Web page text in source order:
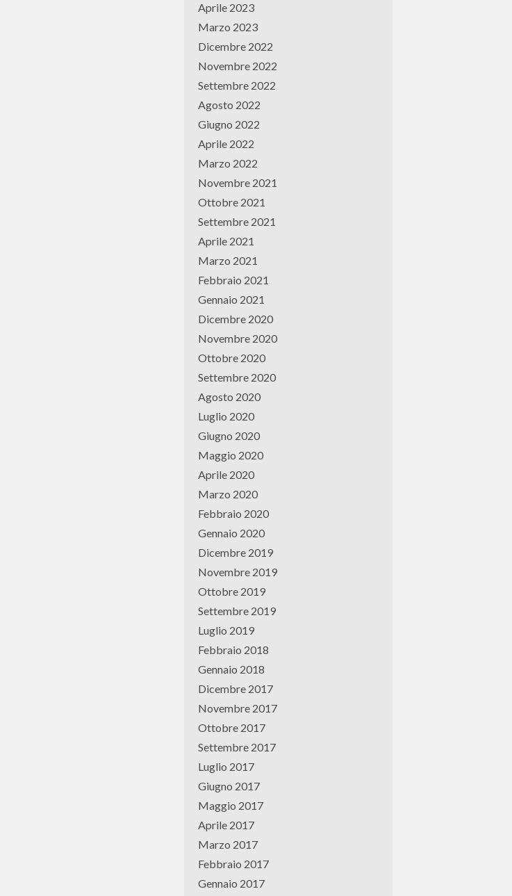
Aprile 2023
Marzo 2023
Dicembre 2022
Novembre 2022
Settembre 2022
Agosto 2022
Giugno 2022
Aprile 2022
Marzo 2022
Novembre 2021
Ottobre 2021
Settembre 2021
Aprile 2021
Marzo 2021
Febbraio 2021
Gennaio 2021
Dicembre 2020
Novembre 2020
Ottobre 2020
Settembre 2020
Agosto 2020
Luglio 2020
Giugno 2020
Maggio 2020
Aprile 2020
Marzo 2020
Febbraio 2020
Gennaio 2020
Dicembre 2019
Novembre 2019
Ottobre 2019
Settembre 2019
Luglio 2019
Febbraio 2018
Gennaio 2018
Dicembre 2017
Novembre 2017
Ottobre 2017
Settembre 2017
Luglio 2017
Giugno 2017
Maggio 2017
Aprile 2017
Marzo 2017
Febbraio 2017
Gennaio 2017